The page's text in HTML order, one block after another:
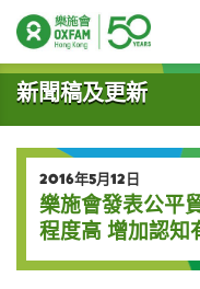
開始主要內容
新聞稿及更新
2016年5月12日
樂施會發表公平
程度高 增加認知